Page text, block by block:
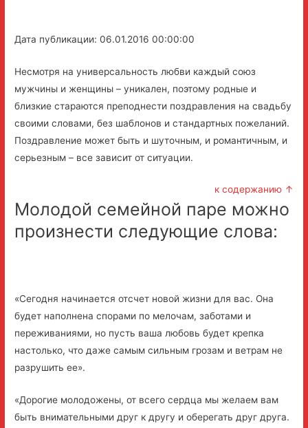
Дата публикации: 06.01.2016 00:00:00
Несмотря на универсальность любви каждый союз
мужчины и женщины – уникален, поэтому родные и
близкие стараются преподнести поздравления на свадьбу
своими словами, без шаблонов и стандартных пожеланий.
Поздравление может быть и шуточным, и романтичным, и
серьезным – все зависит от ситуации.
к содержанию ↑
Молодой семейной паре можно
произнести следующие слова:
«Сегодня начинается отсчет новой жизни для вас. Она
будет наполнена спорами по мелочам, заботами и
переживаниями, но пусть ваша любовь будет крепка
настолько, что даже самым сильным грозам и ветрам не
разрушить ее».
«Дорогие молодожены, от всего сердца мы желаем вам
быть внимательными друг к другу и оберегать друг друга.